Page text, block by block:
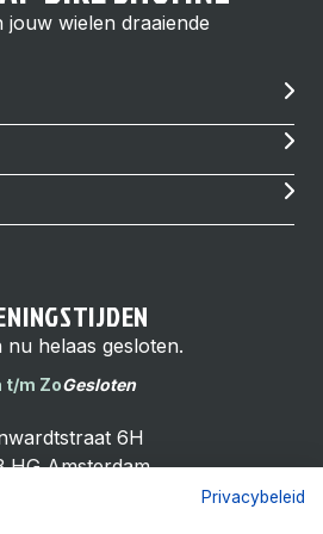
jouw wielen draaiende
nu helaas gesloten.
t/m ZoGesloten
6H
HG Amsterdam
Privacybeleid